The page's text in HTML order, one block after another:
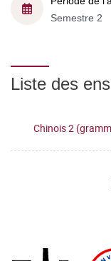
Semestre 2
Liste des
Chinois 2